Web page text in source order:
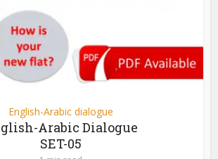
English-Arabic dialogue
Arabic Dialogue
SET-05